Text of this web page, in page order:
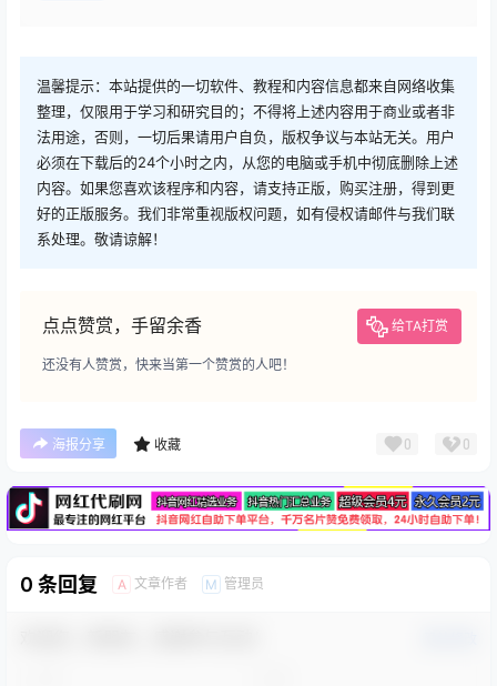
温馨提示：本站提供的一切软件、教程和内容信息都来自网络收集
整理，仅限用于学习和研究目的；不得将上述内容用于商业或者非
法用途，否则，一切后果请用户自负，版权争议与本站无关。用户
必须在下载后的24个小时之内，从您的电脑或手机中彻底删除上述
内容。如果您喜欢该程序和内容，请支持正版，购买注册，得到更
好的正版服务。我们非常重视版权问题，如有侵权请邮件与我们联
系处理。敬请谅解！
点点赞赏，手留余香 给TA打赏
还没有人赞赏，快来当第一个赞赏的人吧！
海报分享 收藏 0 0
广告
0 条回复 A 文章作者 M 管理员